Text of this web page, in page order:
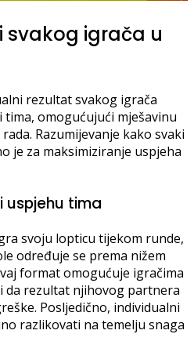
svakog igrača u
rezultat svakog igrača
omogućujući mješavinu
Razumijevanje kako svaki
je za maksimiziranje uspjeha
uspjehu tima
svoju lopticu tijekom runde,
određuje se prema nižem
format omogućuje igračima
da rezultat njihovog partnera
Posljedično, individualni
razlikovati na temelju snaga